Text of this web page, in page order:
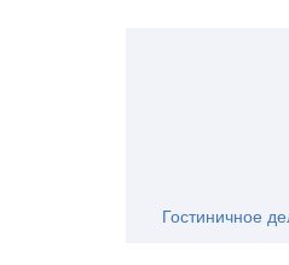
Гостиничное